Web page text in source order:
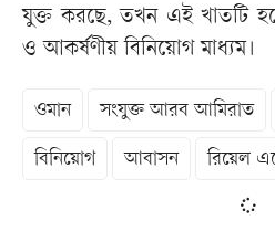
যুক্ত করছে, তখন এই খাতটি
ও আকর্ষণীয় বিনিয়োগ মাধ্যম।
ওমান সংযুক্ত আরব আমিরাত
বিনিয়োগ আবাসন রিয়েল